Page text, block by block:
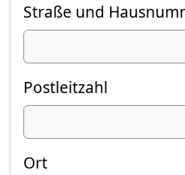
Straße und
Postleitzahl
Ort